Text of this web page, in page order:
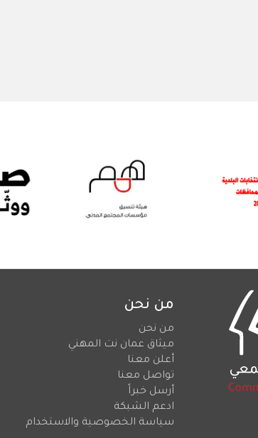
من نحن
من نحن
ميثاق عمان نت المهني
أعلن معنا
تواصل معنا
أرسل خبراً
ادعم الشبكة
سياسة الخصوصية والاستخدام